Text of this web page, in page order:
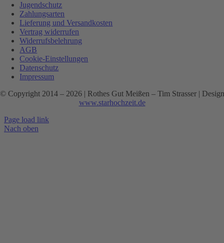
Jugendschutz
Zahlungsarten
Lieferung und Versandkosten
Vertrag widerrufen
Widerrufsbelehrung
AGB
Cookie-Einstellungen
Datenschutz
Impressum
© Copyright 2014 – 2026 | Rothes Gut Meißen – Tim Strasser | Design
www.starhochzeit.de
Page load link
Nach oben